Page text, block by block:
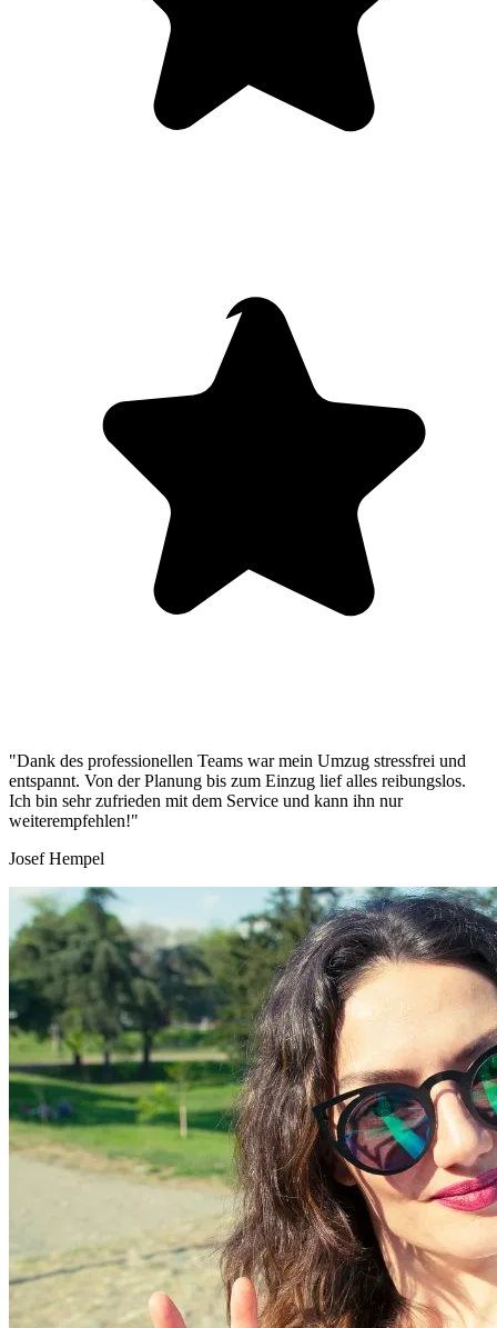
"Dank des professionellen Teams war mein Umzug stressfrei und
entspannt. Von der Planung bis zum Einzug lief alles reibungslos.
Ich bin sehr zufrieden mit dem Service und kann ihn nur
weiterempfehlen!"
Josef Hempel